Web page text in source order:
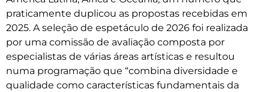
praticamente duplicou as propostas recebidas em
2025. A seleção de espetáculo de 2026 foi realizada
por uma comissão de avaliação composta por
especialistas de várias áreas artísticas e resultou
numa programação que “combina diversidade e
qualidade como características fundamentais da